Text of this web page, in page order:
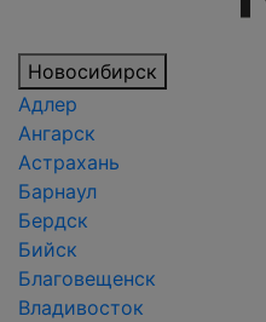
Новосибирск
Адлер
Ангарск
Астрахань
Барнаул
Бердск
Бийск
Благовещенск
Владивосток